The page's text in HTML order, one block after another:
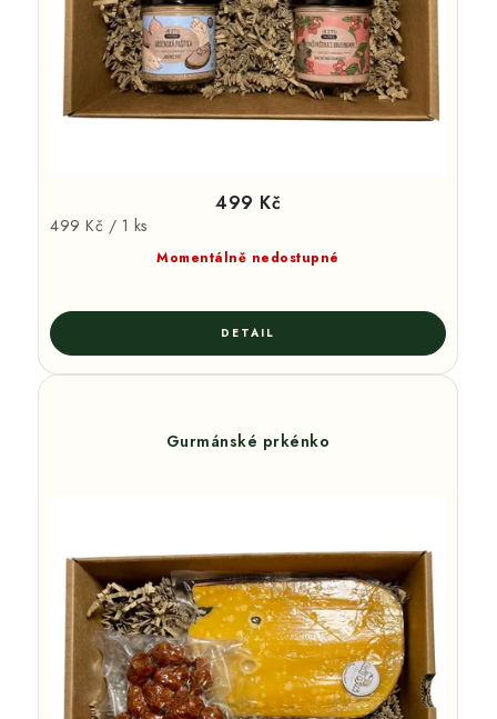
Momentálně nedostupné
499 Kč
Měrná
499 Kč / 1 ks
Gurmánské prkénko